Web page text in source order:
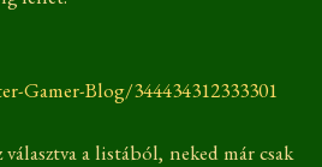
Gamer-Blog/344434312333301
a listából, neked már csak